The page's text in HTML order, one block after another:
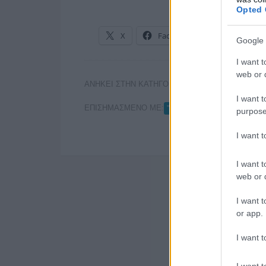
Opted
Google
I want
web or
I want
I want
I want
web or
I want
or app.
I want
X Facebook LinkedIn
ΑΝΗΚΕΙ ΣΤΗΝ ΚΑΤΗΓΟΡΙΑ:
ΕΠΙΣΗΜΑΣΜΕΝΟ ΜΕ: "ΒΗΜΑ" ΓΙΩΡΓΟΣ